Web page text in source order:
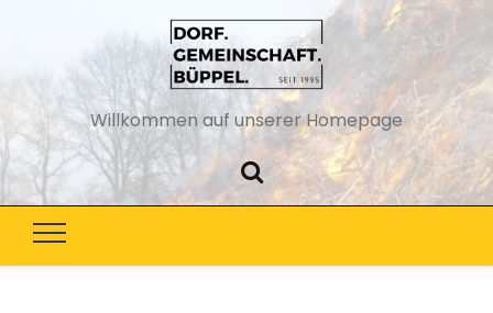
Willkommen auf unserer Homepage